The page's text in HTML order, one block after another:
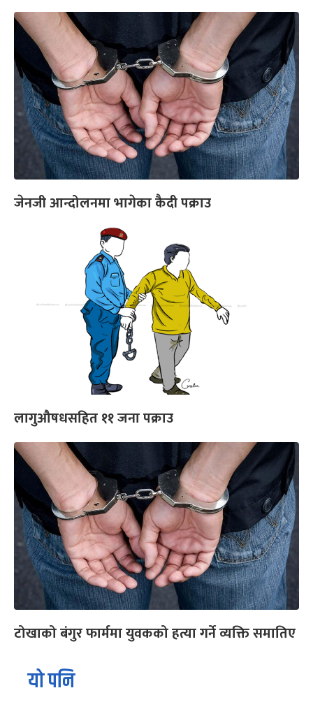
जेनजी आन्दोलनमा भागेका कैदी पक्राउ
लागुऔषधसहित ११ जना पक्राउ
टोखाको बंगुर फार्ममा युवकको हत्या गर्ने व्यक्ति समातिए
यो पनि